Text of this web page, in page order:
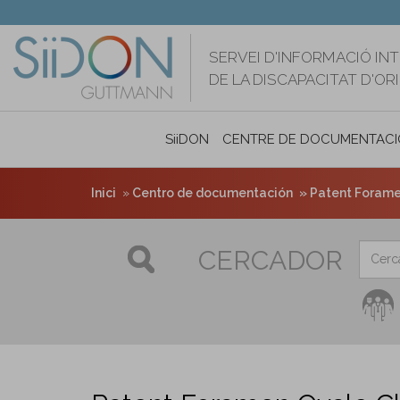
contingut
SERVEI D'INFORMACIÓ
DE LA DISCAPACITAT
SiiDON CENTRE DE
Inici Centro de documentación Patent
CERCADOR